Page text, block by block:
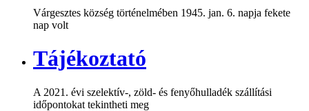
Várgesztes község történelmében 1945. jan. 6. napja fekete
nap volt
Tájékoztató
A 2021. évi szelektív-, zöld- és fenyőhulladék szállítási
időpontokat tekintheti meg